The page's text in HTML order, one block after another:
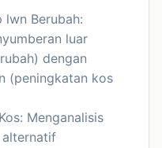
lwn Berubah:
luar
dengan
(peningkatan kos
Menganalisis
alternatif